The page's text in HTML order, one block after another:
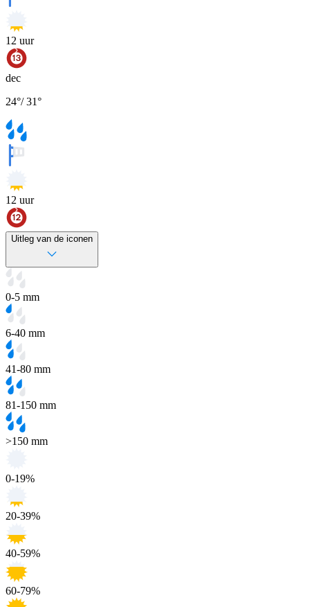
12 uur
dec
24°/31°
12 uur
Uitleg van de iconen
0-5 mm
6-40 mm
41-80 mm
81-150 mm
>150 mm
0-19%
20-39%
40-59%
60-79%